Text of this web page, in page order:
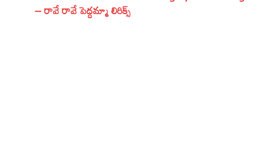
– రావే రావే పెద్దమ్మా లిరిక్స్